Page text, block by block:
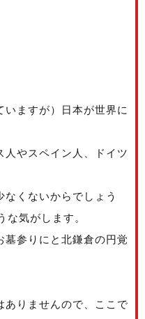
いますが）日本が世界に
人やスペイン人、ドイツ
くないからでしょう
気がします。
墓参りにと北鎌倉の円覚
ありませんので、ここで